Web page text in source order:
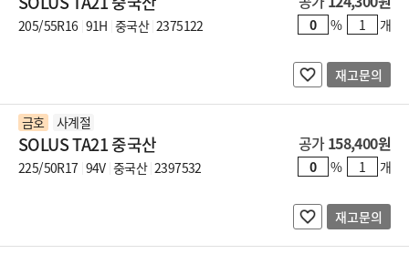
205/55R16 91H 중국산 2375122 % 개
재고문의
금호 사계절
SOLUS TA21 중국산
225/50R17 94V 중국산 2397532
공가158,400원
% 개
재고문의